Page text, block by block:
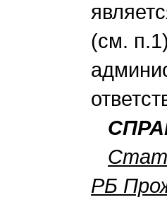
(см.
РБ